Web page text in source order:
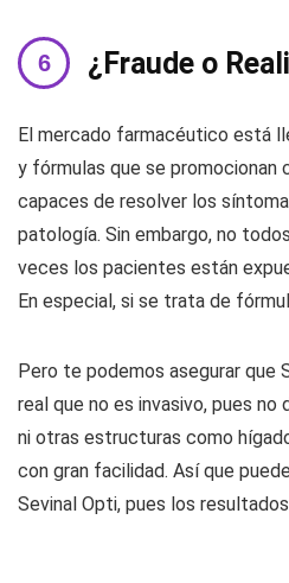
¿Fraude o
El mercado farmacéutico está
y fórmulas que se promocionan
capaces de resolver los
patología. Sin embargo, no
veces los pacientes están
En especial, si se trata de
Pero te podemos asegurar que
real que no es invasivo, pues no
ni otras estructuras como
con gran facilidad. Así que
Sevinal Opti, pues los